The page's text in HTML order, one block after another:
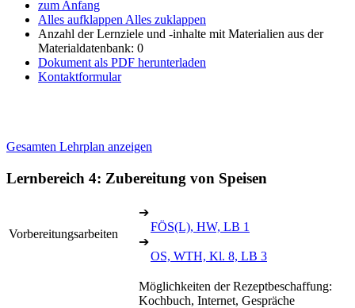
zum Anfang
Alles aufklappen Alles zuklappen
Anzahl der Lernziele und -inhalte mit Materialien aus der
Materialdatenbank: 0
Dokument als PDF herunterladen
Kontaktformular
Gesamten Lehrplan anzeigen
Lernbereich 4: Zubereitung von Speisen
Vorbereitungsarbeiten
➔
FÖS(L), HW, LB 1
➔
OS, WTH, Kl. 8, LB 3
Möglichkeiten der Rezeptbeschaffung:
Kochbuch, Internet, Gespräche